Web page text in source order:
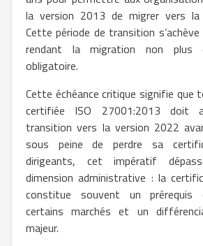
la version 2013 de migrer vers la
Cette période de transition
rendant la migration non plus
obligatoire.
Cette échéance critique signifie que
certifiée ISO 27001:2013 doit
transition vers la version 2022
sous peine de perdre sa
dirigeants, cet impératif
dimension administrative : la
constitue souvent un prérequis
certains marchés et un
majeur.